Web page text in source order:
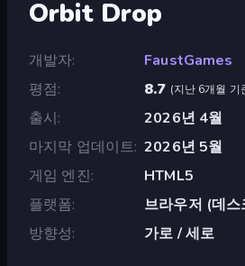
Orbit Drop
개발자
FaustGames
평점
8.7 (지난 6개월 기
출시
2026년 4월
마지막 업데이트 2026년 5월
게임 엔진
HTML5
플랫폼
브라우저 (데스
방향성
가로 / 세로